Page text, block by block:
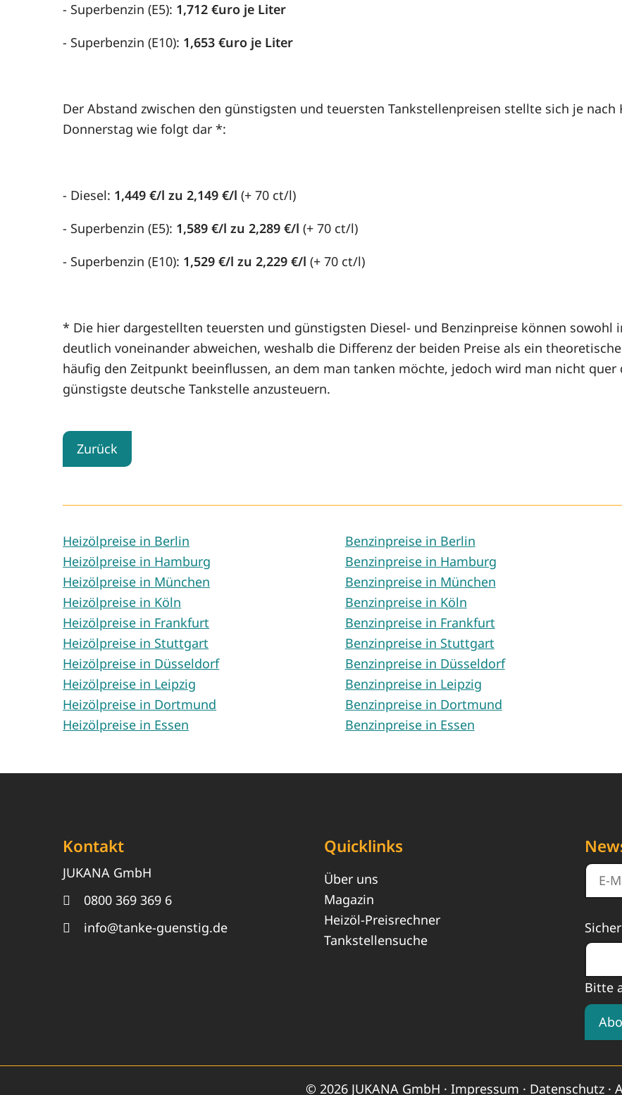
- Superbenzin (E5): 1,712 €uro je Liter
- Superbenzin (E10): 1,653 €uro je Liter
Der Abstand zwischen den günstigsten und teuersten Tankstellenpreisen stellte sich je
Donnerstag wie folgt dar *:
- Diesel: 1,449 €/l zu 2,149 €/l(+ 70 ct/l)
- Superbenzin (E5): 1,589 €/l zu 2,289 €/l(+ 70 ct/l)
- Superbenzin (E10): 1,529 €/l zu 2,229 €/l(+ 70 ct/l)
* Die hier dargestellten teuersten und günstigsten Diesel- und Benzinpreise können sowohl
deutlich voneinander abweichen, weshalb die Differenz der beiden Preise als ein
häufig den Zeitpunkt beeinflussen, an dem man tanken möchte, jedoch wird man nicht
günstigste deutsche Tankstelle anzusteuern.
Zurück
Heizölpreise in Berlin
Heizölpreise in Hamburg
Heizölpreise in München
Heizölpreise in Köln
Heizölpreise in Frankfurt
Heizölpreise in Stuttgart
Heizölpreise in Düsseldorf
Heizölpreise in Leipzig
Heizölpreise in Dortmund
Heizölpreise in Essen
Benzinpreise in Berlin
Benzinpreise in Hamburg
Benzinpreise in München
Benzinpreise in Köln
Benzinpreise in Frankfurt
Benzinpreise in Stuttgart
Benzinpreise in Düsseldorf
Benzinpreise in Leipzig
Benzinpreise in Dortmund
Benzinpreise in Essen
Kontakt
JUKANA GmbH
0800 369 369 6
info@tanke-guenstig.de
Quicklinks
Über uns
Magazin
Heizöl-Preisrechner
Tankstellensuche
Bitte
© 2026 JUKANA GmbH · Impressum · Datenschutz·